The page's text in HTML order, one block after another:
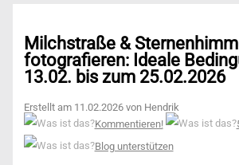
Milchstraße &
fotografieren: Ideale
13.02. bis zum 25.02.2026
Erstellt am 11.02.2026 von Hendrik
Kommentieren!
Blog unterstützen